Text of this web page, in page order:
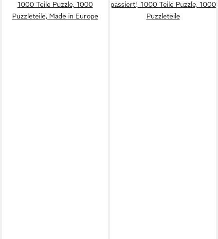
1000 Teile Puzzle, 1000
Puzzleteile, Made in Europe
passiert!, 1000 Teile Puzzle, 1000
Puzzleteile